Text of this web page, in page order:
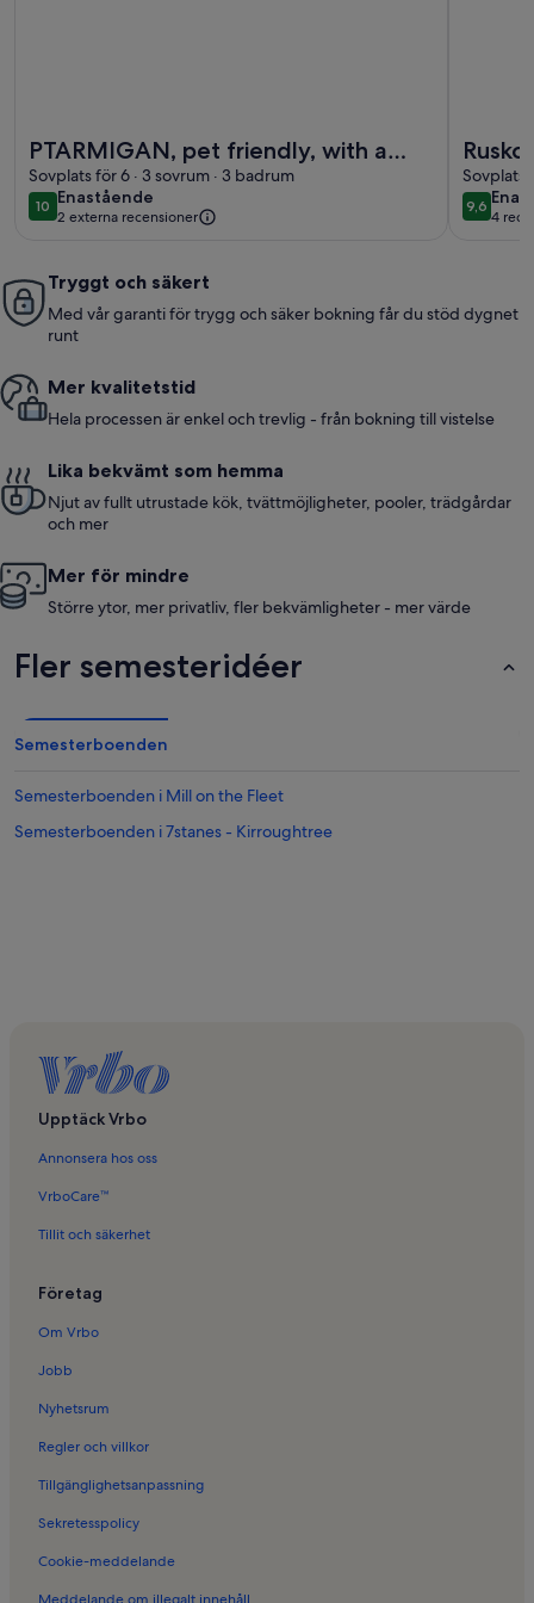
PTARMIGAN, pet friendly, with a
garden in Garlieston
Sovplats för 6 · 3 sovrum · 3 badrum
1010 av 10
Enastående
enastående
2 externa recensioner
Rusko
Sovplats
9,69,6 av 10
4
(4
Tryggt och säkert
Med vår garanti för trygg och säker bokning får du stöd dygnet
runt
Mer kvalitetstid
Hela processen är enkel och trevlig - från bokning till vistelse
Lika bekvämt som hemma
Njut av fullt utrustade kök, tvättmöjligheter, pooler, trädgårdar
och mer
Mer för mindre
Större ytor, mer privatliv, fler bekvämligheter - mer värde
Fler semesteridéer
Semesterboenden
Semesterboenden i Mill on the Fleet
Semesterboenden i 7stanes - Kirroughtree
Upptäck Vrbo
Annonsera hos oss
VrboCare™
Tillit och säkerhet
Företag
Om Vrbo
Jobb
Nyhetsrum
Regler och villkor
Tillgänglighetsanpassning
Sekretesspolicy
Cookie-meddelande